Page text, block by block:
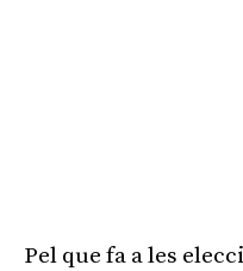
Pel que fa a les